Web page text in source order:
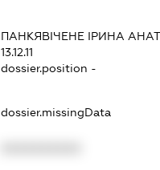
ПАНКЯВІЧЕНЕ ІРИНА
13.12.11
dossier.position -
dossier.missingData